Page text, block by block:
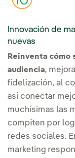
Innovación de
nuevas
Reinventa cómo
audiencia,
fidelización, al
así conectar
muchísimas las
compiten por
redes sociales.
marketing